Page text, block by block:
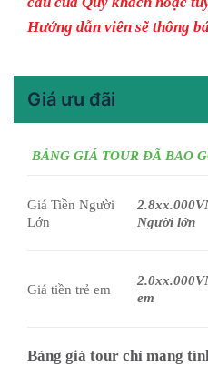
Hướng dẫn viên sẽ thông
Giá ưu đãi
BẢNG GIÁ TOUR ĐÃ BAO
Giá Tiền Người
Lớn
2.8xx.000
Người lớn
Giá tiền trẻ em
2.0xx.000
em
Bảng giá tour chỉ mang